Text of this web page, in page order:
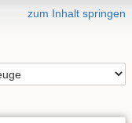
zum Inhalt springen